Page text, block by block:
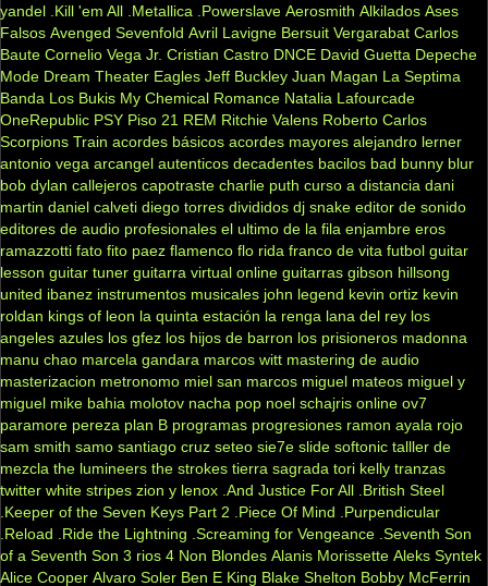
yandel .Kill 'em All .Metallica .Powerslave Aerosmith Alkilados Ases
Falsos Avenged Sevenfold Avril Lavigne Bersuit Vergarabat Carlos
Baute Cornelio Vega Jr. Cristian Castro DNCE David Guetta Depeche
Mode Dream Theater Eagles Jeff Buckley Juan Magan La Septima
Banda Los Bukis My Chemical Romance Natalia Lafourcade
OneRepublic PSY Piso 21 REM Ritchie Valens Roberto Carlos
Scorpions Train acordes básicos acordes mayores alejandro lerner
antonio vega arcangel autenticos decadentes bacilos bad bunny blur
bob dylan callejeros capotraste charlie puth curso a distancia dani
martin daniel calveti diego torres divididos dj snake editor de sonido
editores de audio profesionales el ultimo de la fila enjambre eros
ramazzotti fato fito paez flamenco flo rida franco de vita futbol guitar
lesson guitar tuner guitarra virtual online guitarras gibson hillsong
united ibanez instrumentos musicales john legend kevin ortiz kevin
roldan kings of leon la quinta estación la renga lana del rey los
angeles azules los gfez los hijos de barron los prisioneros madonna
manu chao marcela gandara marcos witt mastering de audio
masterizacion metronomo miel san marcos miguel mateos miguel y
miguel mike bahia molotov nacha pop noel schajris online ov7
paramore pereza plan B programas progresiones ramon ayala rojo
sam smith samo santiago cruz seteo sie7e slide softonic talller de
mezcla the lumineers the strokes tierra sagrada tori kelly tranzas
twitter white stripes zion y lenox .And Justice For All .British Steel
.Keeper of the Seven Keys Part 2
.Piece Of Mind
.Purpendicular
.Reload
.Ride the Lightning .Screaming for Vengeance .Seventh Son
of a Seventh Son 3 rios 4 Non Blondes Alanis Morissette Aleks Syntek
Alice Cooper Alvaro Soler Ben E King Blake Shelton Bobby McFerrin